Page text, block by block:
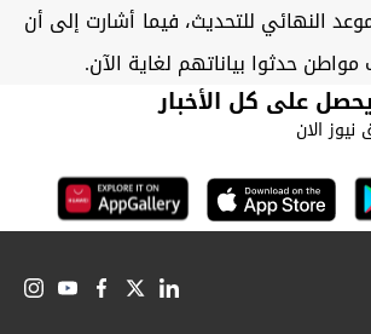
يوماً للموعد النهائي للتحديث، فيما أشارت إلى أن
على كل الأخبار
الان